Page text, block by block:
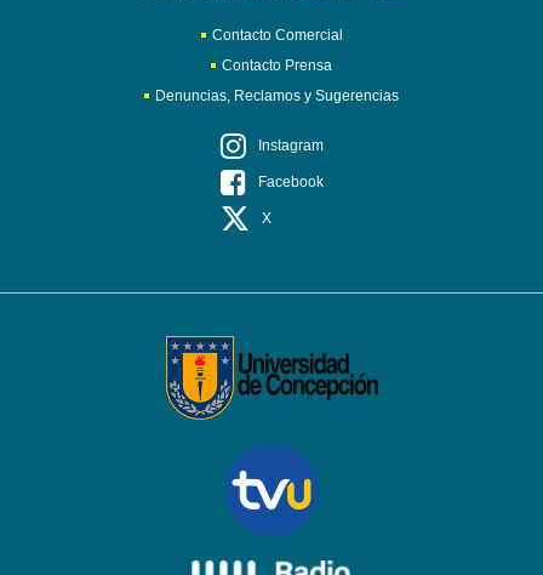
Contacto Comercial
Contacto Prensa
Denuncias, Reclamos y Sugerencias
Instagram
Facebook
X